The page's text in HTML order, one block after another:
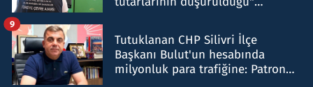
Tutuklanan CHP Silivri İlçe
Başkanı Bulut'un hesabında
milyonluk para trafiğine: Patron
9